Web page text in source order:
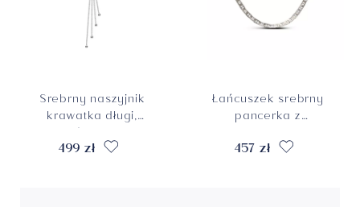
Srebrny naszyjnik
krawatka długi,
próba 925
499 zł
Łańcuszek srebrny
pancerka z
długość 55 cm,
457 zł